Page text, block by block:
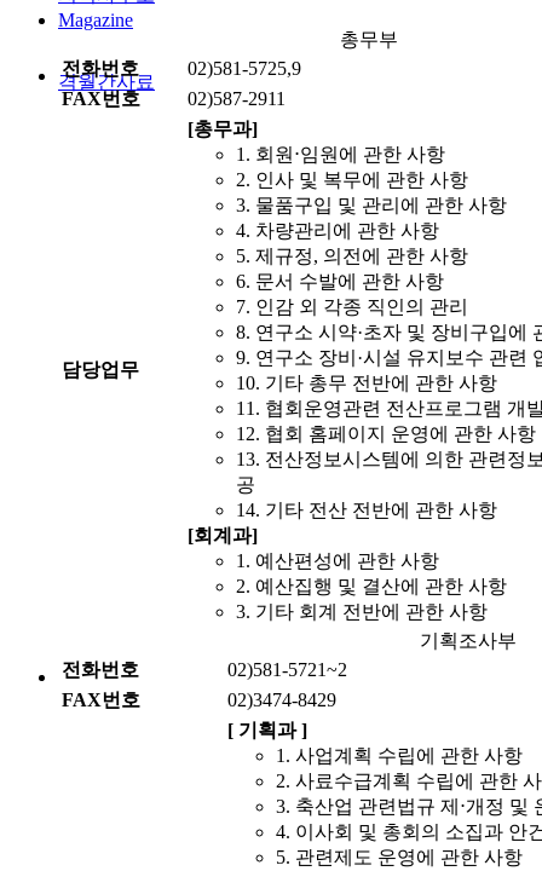
Magazine
격월간사료
총무부
전화번호
02)581-5725,9
FAX번호
02)587-2911
담당업무
[총무과]
1. 회원⋅임원에 관한 사항
2. 인사 및 복무에 관한 사항
3. 물품구입 및 관리에 관한 사항
4. 차량관리에 관한 사항
5. 제규정, 의전에 관한 사항
6. 문서 수발에 관한 사항
7. 인감 외 각종 직인의 관리
8. 연구소 시약·초자 및 장비구입에
9. 연구소 장비·시설 유지보수 관련
10. 기타 총무 전반에 관한 사항
11. 협회운영관련 전산프로그램 개
12. 협회 홈페이지 운영에 관한 사항
13. 전산정보시스템에 의한 관련정
공
14. 기타 전산 전반에 관한 사항
[회계과]
1. 예산편성에 관한 사항
2. 예산집행 및 결산에 관한 사항
3. 기타 회계 전반에 관한 사항
기획조사부
전화번호
02)581-5721~2
FAX번호
02)3474-8429
[ 기획과 ]
1. 사업계획 수립에 관한 사항
2. 사료수급계획 수립에 관한
3. 축산업 관련법규 제⋅개정 및
4. 이사회 및 총회의 소집과 안
5. 관련제도 운영에 관한 사항